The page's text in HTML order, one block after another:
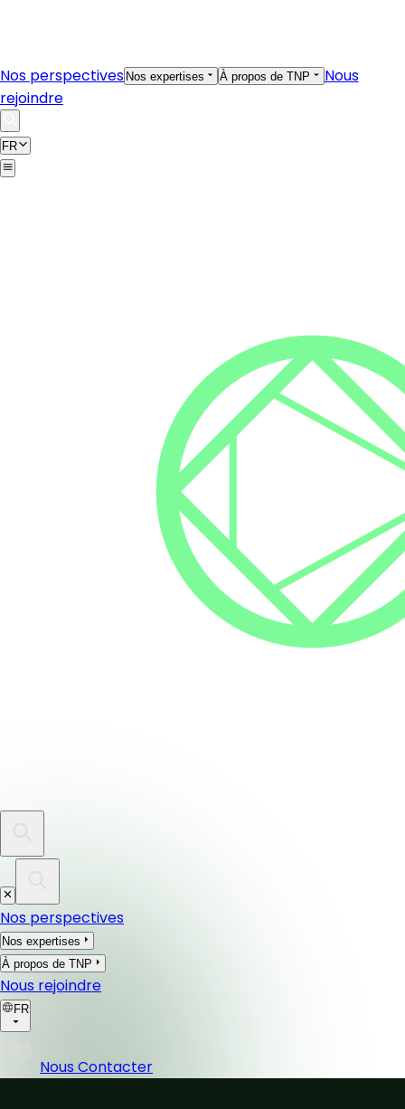
Nos perspectives Nos expertises À propos de TNP
Nous
rejoindre
FR
Nos perspectives
Nos expertises
À propos de TNP
Nous rejoindre
FR
Nous Contacter